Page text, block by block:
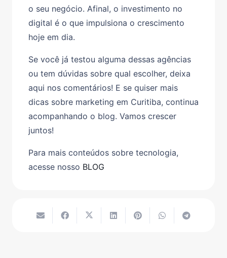
o seu negócio. Afinal, o investimento no
digital é o que impulsiona o crescimento
hoje em dia.
Se você já testou alguma dessas agências
ou tem dúvidas sobre qual escolher, deixa
aqui nos comentários! E se quiser mais
dicas sobre marketing em Curitiba, continua
acompanhando o blog. Vamos crescer
juntos!
Para mais conteúdos sobre tecnologia,
acesse nosso BLOG